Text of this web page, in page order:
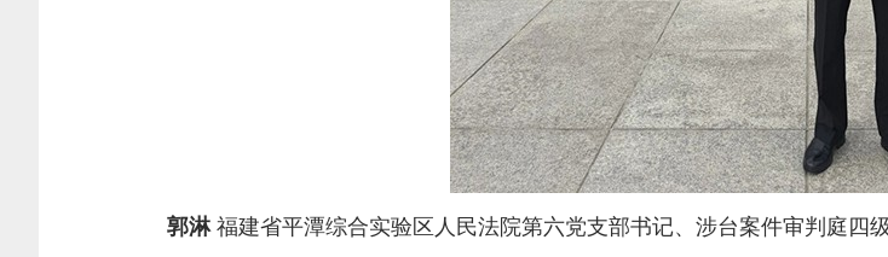
郭淋福建省平潭综合实验区人民法院第六党支部书记、涉台案件审判庭四